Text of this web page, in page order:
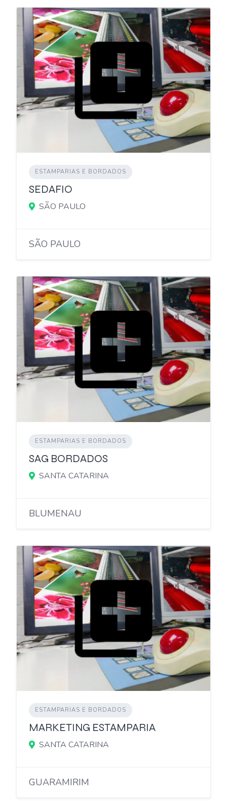
ESTAMPARIAS E BORDADOS
SEDAFIO
SÃO PAULO
SÃO PAULO
ESTAMPARIAS E BORDADOS
SAG BORDADOS
SANTA CATARINA
BLUMENAU
ESTAMPARIAS E BORDADOS
MARKETING ESTAMPARIA
SANTA CATARINA
GUARAMIRIM